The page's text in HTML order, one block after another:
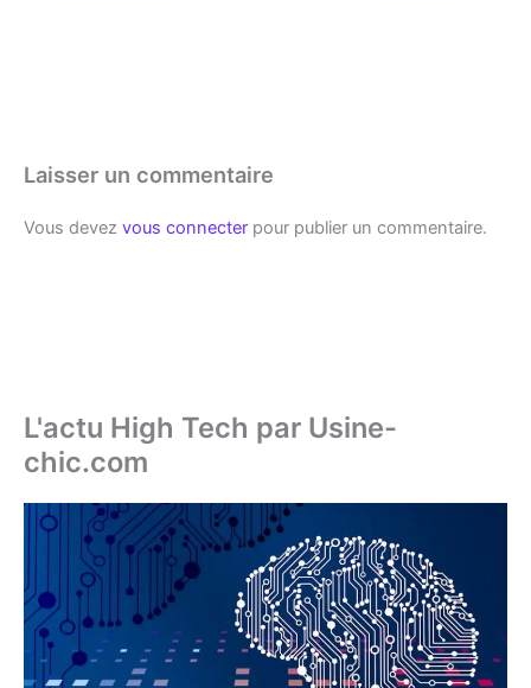
Laisser un commentaire
Vous devez vous connecter pour publier un commentaire.
L'actu High Tech par Usine-
chic.com